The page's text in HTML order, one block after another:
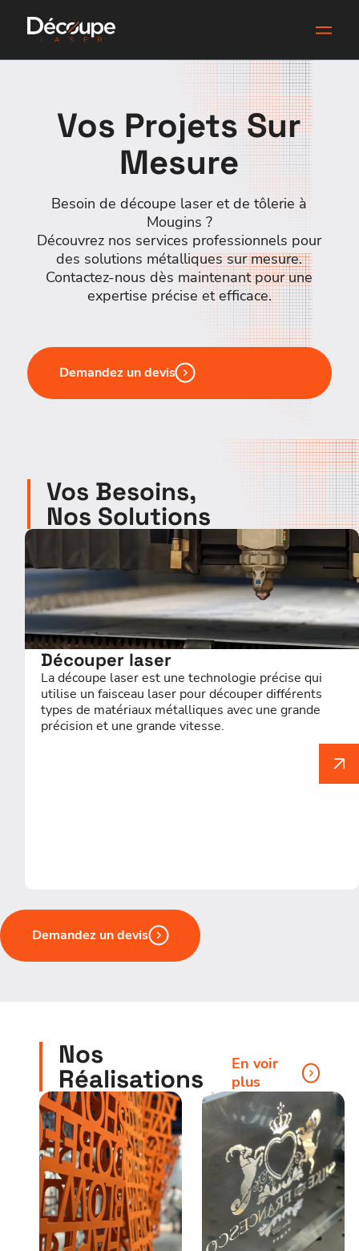
Vos Projets Sur
Mesure
Besoin de découpe laser et de tôlerie à
Mougins ?
Découvrez nos services professionnels pour
des solutions métalliques sur mesure.
Contactez-nous dès maintenant pour une
expertise précise et efficace.
Demandez un devis
Vos Besoins,
Nos Solutions
Découper laser
La découpe laser est une technologie précise qui
utilise un faisceau laser pour découper différents
types de matériaux métalliques avec une grande
précision et une grande vitesse.
Demandez un devis
Nos
Réalisations
En voir
plus